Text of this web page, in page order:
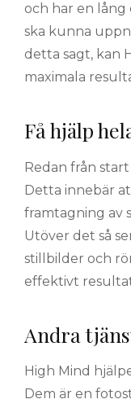
och har en
ska kunna
detta sagt, kan
maximala
Få hjälp
Redan från
Detta innebär
framtagning av
Utöver det så
stillbilder och
effektivt
Andra
High Mind
Dem är en